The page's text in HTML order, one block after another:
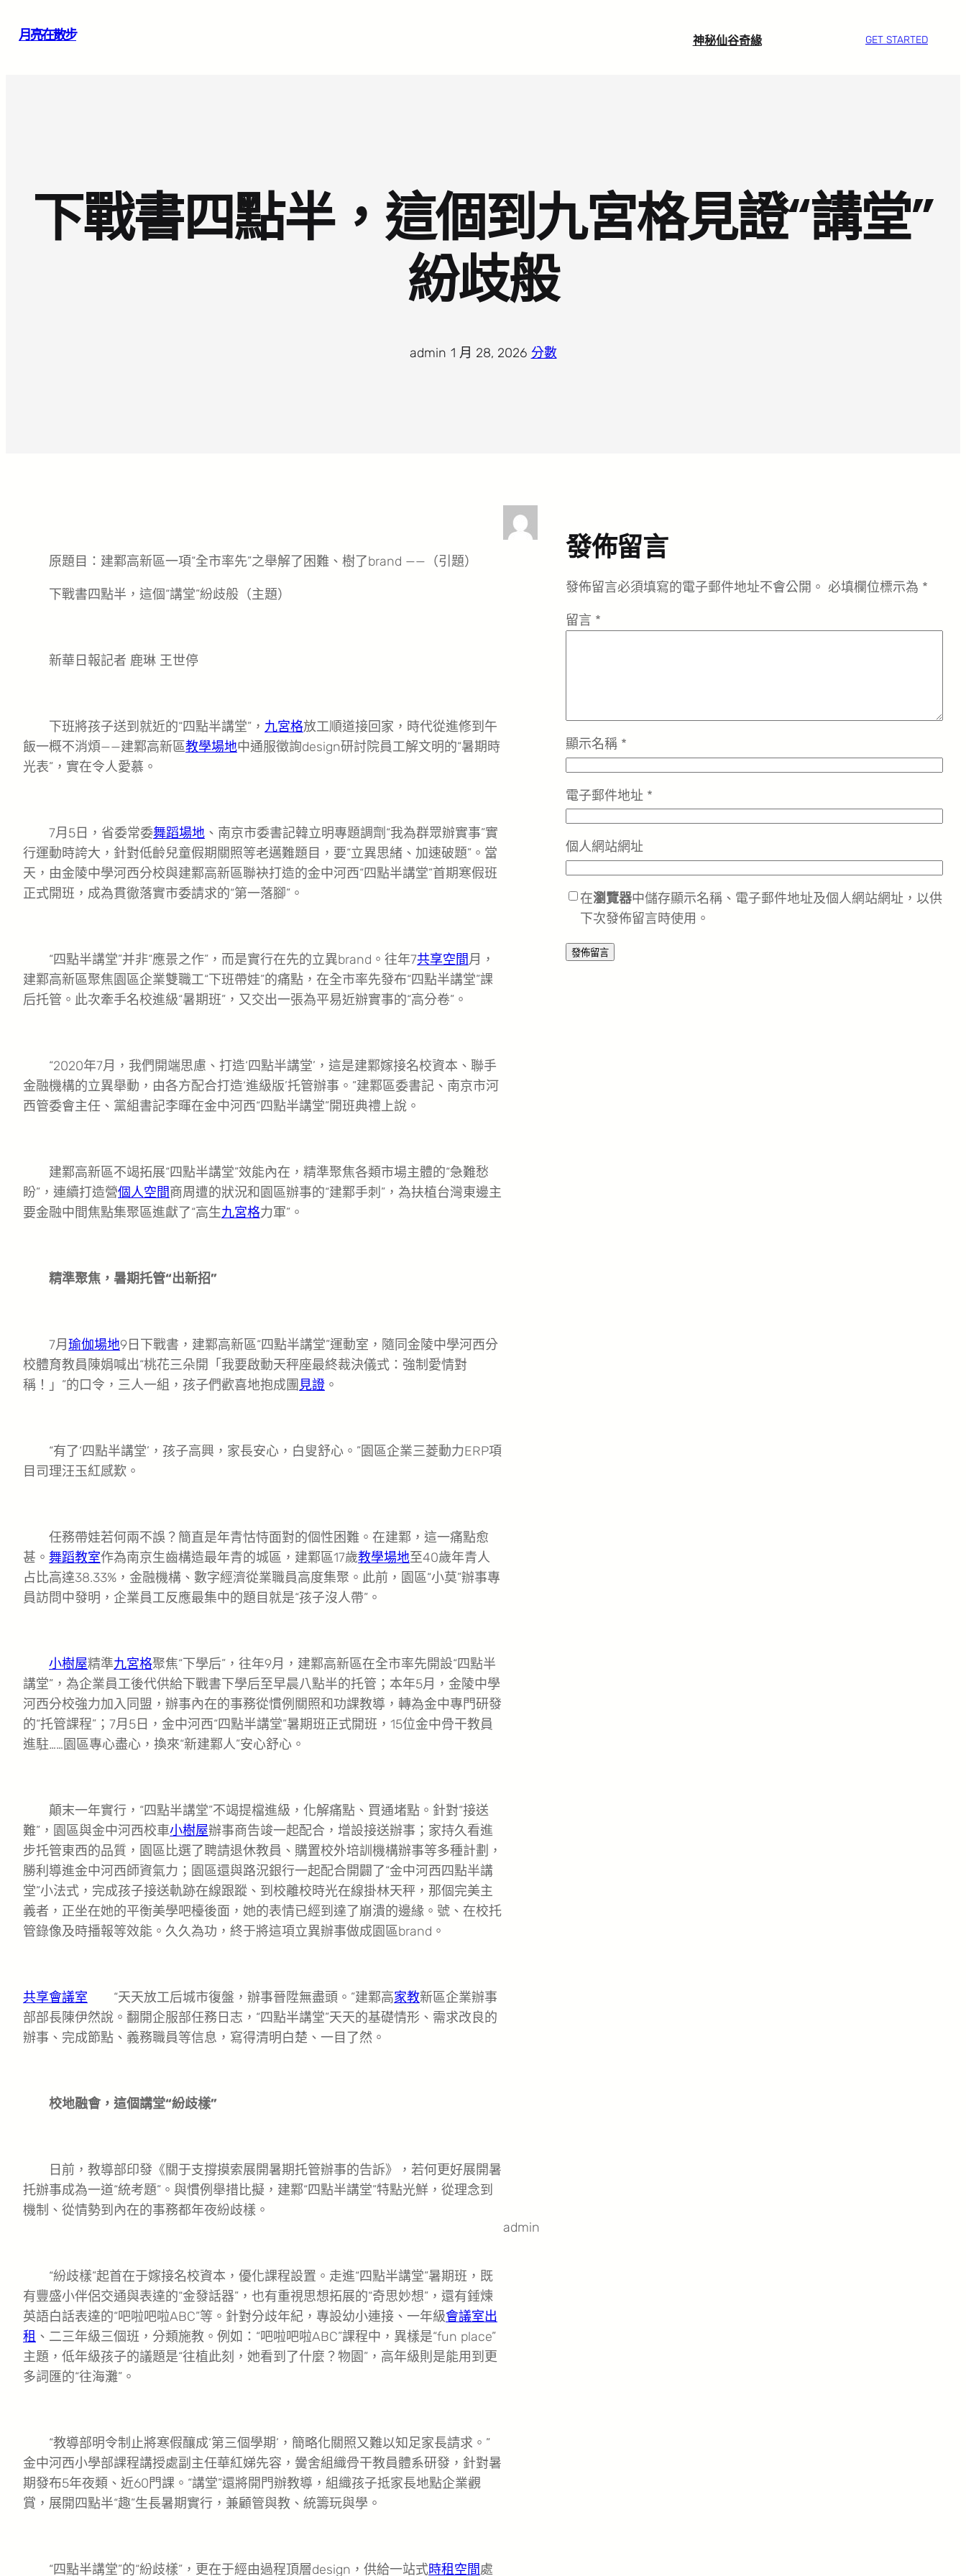
月亮在散步 神秘仙谷奇緣 GET STARTED
下戰書四點半，這個到九宮格見證“講堂”
紛歧般
admin 1 月 28, 2026· 分數
原題目：建鄴高新區一項“全市率先”之舉解了困難、樹了brand ——（引題）
下戰書四點半，這個“講堂”紛歧般（主題）
新華日報記者 鹿琳 王世停
下班將孩子送到就近的“四點半講堂”， 九宮格放工順道接回家，時代從進修到午
飯一概不消煩——建鄴高新區教學場地中通服徵詢design研討院員工解文明的“暑期時
光表”，實在令人愛慕。
7月5日，省委常委舞蹈場地 、南京市委書記韓立明專題調劑“我為群眾辦實事”實
行運動時誇大，針對低齡兒童假期關照等老邁難題目，要“立異思緒、加速破題”。當
天，由金陵中學河西分校與建鄴高新區聯袂打造的金中河西“四點半講堂”首期寒假班
正式開班，成為貫徹落實市委請求的“第一落腳”。
“四點半講堂”并非“應景之作”，而是實行在先的立異brand。往年7共享空間月，
建鄴高新區聚焦園區企業雙職工“下班帶娃”的痛點，在全市率先發布“四點半講堂”課
后托管。此次牽手名校進級“暑期班”，又交出一張為平易近辦實事的“高分卷”。
“2020年7月，我們開端思慮、打造‘四點半講堂’，這是建鄴嫁接名校資本、聯手
金融機構的立異舉動，由各方配合打造‘進級版’托管辦事。”建鄴區委書記、南京市河
西管委會主任、黨組書記李暉在金中河西“四點半講堂”開班典禮上說。
建鄴高新區不竭拓展“四點半講堂”效能內在，精準聚焦各類市場主體的“急難愁
盼”，連續打造營個人空間商周遭的狀況和園區辦事的“建鄴手刺”，為扶植台灣東邊主
要金融中間焦點集聚區進獻了“高生九宮格力軍”。
精準聚焦，暑期托管“出新招”
7月瑜伽場地9日下戰書，建鄴高新區“四點半講堂”運動室，隨同金陵中學河西分
校體育教員陳娟喊出“桃花三朵開「我要啟動天秤座最終裁決儀式：強制愛情對
稱！」”的口令，三人一組，孩子們歡喜地抱成團 見證 。
“有了‘四點半講堂’，孩子高興，家長安心，白叟舒心。”園區企業三菱動力ERP項
目司理汪玉紅感歎。
任務帶娃若何兩不誤？簡直是年青怙恃面對的個性困難。在建鄴，這一痛點愈
甚。 舞蹈教室作為南京生齒構造最年青的城區，建鄴區17歲教學場地至40歲年青人
占比高達38.33%，金融機構、數字經濟從業職員高度集聚。此前，園區“小莫”辦事專
員訪問中發明，企業員工反應最集中的題目就是“孩子沒人帶”。
小樹屋精準九宮格聚焦“下學后”，往年9月，建鄴高新區在全市率先開設“四點半
講堂”，為企業員工後代供給下戰書下學后至早晨八點半的托管；本年5月，金陵中學
河西分校強力加入同盟，辦事內在的事務從慣例關照和功課教導，轉為金中專門研發
的“托管課程”；7月5日，金中河西“四點半講堂”暑期班正式開班，15位金中骨干教員
進駐……園區專心盡心，換來“新建鄴人”安心舒心。
顛末一年實行，“四點半講堂”不竭提檔進級，化解痛點、買通堵點。針對“接送
難”，園區與金中河西校車小樹屋辦事商告竣一起配合，增設接送辦事；家持久看進
步托管東西的品質，園區比選了聘請退休教員、購置校外培訓機構辦事等多種計劃，
勝利導進金中河西師資氣力；園區還與路況銀行一起配合開闢了“金中河西四點半講
堂”小法式，完成孩子接送軌跡在線跟蹤、到校離校時光在線掛林天秤，那個完美主
義者，正坐在她的平衡美學吧檯後面，她的表情已經到達了崩潰的邊緣。號、在校托
管錄像及時播報等效能。久久為功，終于將這項立異辦事做成園區brand。
共享會議室 “天天放工后城市復盤，辦事晉陞無盡頭。”建鄴高家教新區企業辦事
部部長陳伊然說。翻開企服部任務日志，“四點半講堂”天天的基礎情形、需求改良的
辦事、完成節點、義務職員等信息，寫得清明白楚、一目了然。
校地融會，這個講堂“紛歧樣”
日前，教導部印發《關于支撐摸索展開暑期托管辦事的告訴》，若何更好展開暑
托辦事成為一道“統考題”。與慣例舉措比擬，建鄴“四點半講堂”特點光鮮，從理念到
機制、從情勢到內在的事務都年夜紛歧樣。
“紛歧樣”起首在于嫁接名校資本，優化課程設置。走進“四點半講堂”暑期班，既
有豐盛小伴侶交通與表達的“金發話器”，也有重視思想拓展的“奇思妙想”，還有錘煉
英語白話表達的“吧啦吧啦ABC”等。針對分歧年紀，專設幼小連接、一年級會議室出
租 、二三年級三個班，分類施教。例如：“吧啦吧啦ABC”課程中，異樣是“fun place”
主題，低年級孩子的議題是“往植此刻，她看到了什麼？物園”，高年級則是能用到更
多詞匯的“往海灘”。
“教導部明令制止將寒假釀成‘第三個學期’，簡略化關照又難以知足家長請求。”
金中河西小學部課程講授處副主任華紅娣先容，黌舍組織骨干教員體系研發，針對暑
期發布5年夜類、近60門課。“講堂”還將開門辦教導，組織孩子抵家長地點企業觀
賞，展開四點半“趣”生長暑期實行，兼顧管與教、統籌玩與學。
“四點半講堂”的“紛歧樣”，更在于經由過程頂層design，供給一站式時租空間處
admin
發佈留言
發佈留言必須填寫的電子郵件地址不會公開。 必填欄位標示為 *
留言 *
顯示名稱 *
電子郵件地址 *
個人網站網址
在瀏覽器中儲存顯示名稱、電子郵件地址及個人網站網址，以供
下次發佈留言時使用。